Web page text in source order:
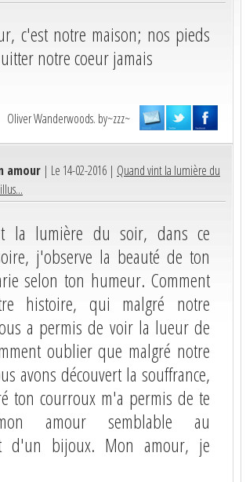
c'est notre maison; nos pieds
notre coeur jamais
Oliver Wanderwoods. by~zzz~
amour | Le 14-02-2016 | Quand vint la lumière du
la lumière du soir, dans ce
j'observe la beauté de ton
selon ton humeur. Comment
histoire, qui malgré notre
a permis de voir la lueur de
oublier que malgré notre
avons découvert la souffrance,
ton courroux m'a permis de te
amour semblable au
d'un bijoux. Mon amour, je